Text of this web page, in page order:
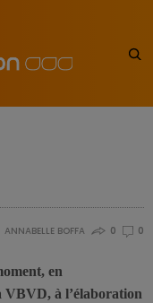
ANNABELLE BOFFA 0 0
en
VBVD, à l’élaboration